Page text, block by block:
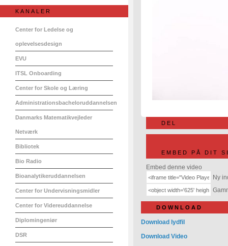
KANALER
Center for Ledelse og
oplevelsesdesign
EVU
ITSL Onboarding
Center for Skole og Læring
Administrationsbacheloruddannelsen
Danmarks Matematikvejleder
Netværk
Bibliotek
Bio Radio
Bioanalytikeruddannelsen
Center for Undervisningsmidler
Center for Videreuddannelse
Diplomingeniør
DSR
DEL
EMBED PÅ DIT
Embed denne video
Ny
DOWNLOAD
Download lydfil
Download Video